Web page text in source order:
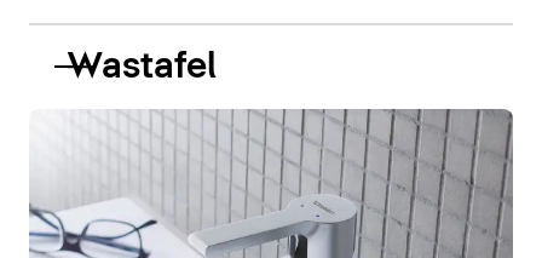
Wastafel